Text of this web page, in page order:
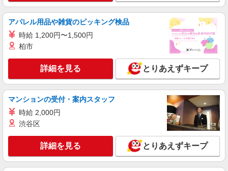
ヶ月 月給25万円以上 ※経験・能力による 【試用
期間】月給 190000 円 〜 476000 円
■ソフトバンク北見駅前店 北海道 北見市 大通
西5丁目 14番
詳細を見る
パート
ケーズデンキ 北見店
家電店の接客販売(携帯電話・スマートフォン)
時給1,250円〜時給1,300円 （勤務曜日・時間
帯による加給制度：平日・土曜の17時以降、また
は日曜・祝日の終日は勤務1時間につき50円加給）
※加給制度は学生スタッフ対象外です
北海道北見市高栄東町1丁目1番1号
キープ 詳細を見る
アパレル用品や雑貨のピッキング検品
時給 1,200円〜1,500円
柏市
詳細を見る とりあえずキープ
マンションの受付・案内スタッフ
時給 2,000円
渋谷区
詳細を見る とりあえずキープ